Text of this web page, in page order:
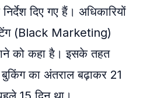
दिए गए हैं। अधिकारियों
(Black Marketing)
को कहा है। इसके तहत
का अंतराल बढ़ाकर 21